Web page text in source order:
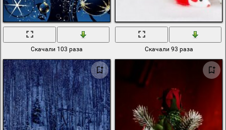
Скачали 103 раза Скачали 93 раза